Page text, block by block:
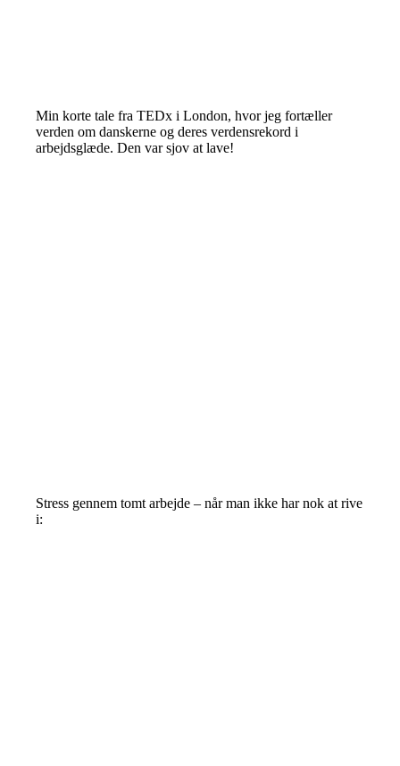
Min korte tale fra TEDx i London, hvor jeg fortæller
verden om danskerne og deres verdensrekord i
arbejdsglæde. Den var sjov at lave!
Stress gennem tomt arbejde – når man ikke har nok at rive
i: